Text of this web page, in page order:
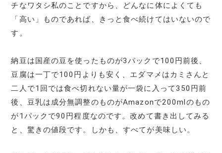
チなワタシ私のことですから、どんなに体によくても
「高い」ものであれば、きっと食べ続けてはいないので
す。
納豆は国産の豆を使ったものが3パックで100円前後、
豆腐は一丁で100円よりも安く、エダマメはカミさんと
二人で1回では食べ切れない量が一袋に入って350円前
後、豆乳は成分無調整のものがAmazonで200mlのもの
が1パックで90円程度なのです。改めて書き出してみる
と、驚きの値段です。しかも、すべてが美味しい。